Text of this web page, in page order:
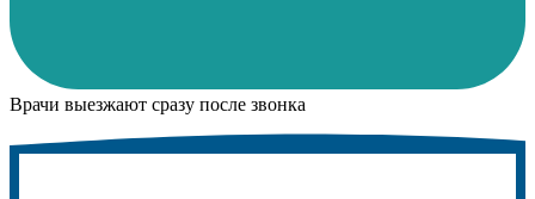
Врачи выезжают сразу после звонка